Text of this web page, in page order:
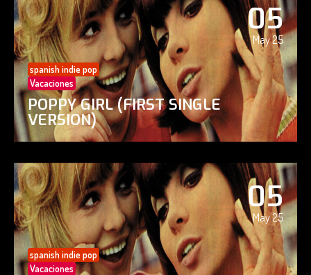
05
May 25
spanish indie pop
Vacaciones
POPPY GIRL (FIRST SINGLE
VERSION)
05
May 25
spanish indie pop
Vacaciones